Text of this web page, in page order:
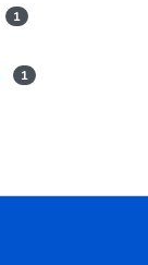
1
1